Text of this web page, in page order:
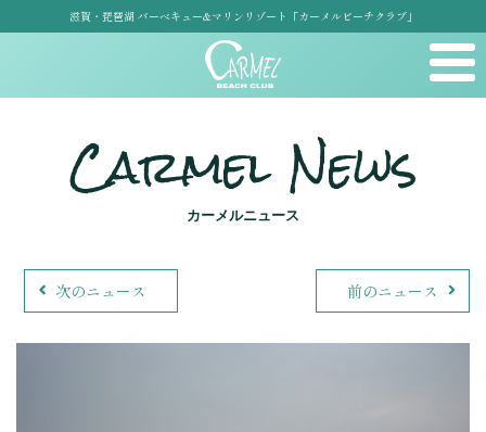
滋賀・琵琶湖 バーベキュー&マリンリゾート「カーメルビーチクラブ」
Carmel News
カーメルニュース
次のニュース 前のニュース